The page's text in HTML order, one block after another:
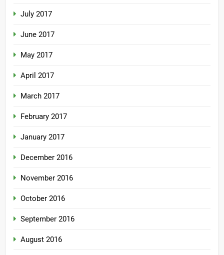
July 2017
June 2017
May 2017
April 2017
March 2017
February 2017
January 2017
December 2016
November 2016
October 2016
September 2016
August 2016